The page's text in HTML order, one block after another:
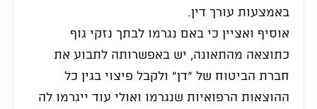
באמצעות עורך דין.
אוסיף ואציין כי באם נגרמו לבתך נזקי גוף
כתוצאה מהתאונה, יש באפשרותה לתבוע את
חברת הביטוח של "דן" ולקבל פיצוי בגין כל
ההוצאות הרפואיות שנגרמו ואולי עוד ייגרמו לה